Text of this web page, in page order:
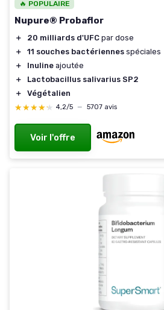
🔥 POPULAIRE
Nupure® Probaflor
＋ 20 milliards d'UFC par dose
＋
11 souches bactériennes spéciales
＋
Inuline ajoutée
＋
Lactobacillus salivarius SP2
＋
Végétalien
★★★★★
★★★★★ 4,2/5 — 5707 avis
Voir l'offre